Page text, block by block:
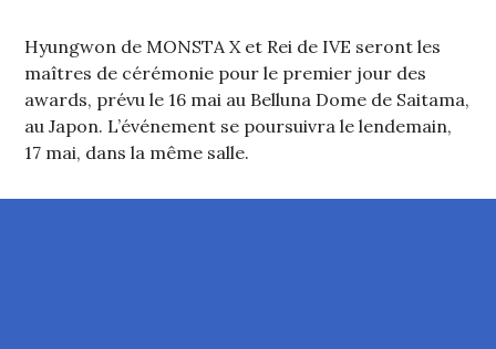
Hyungwon de MONSTA X et Rei de IVE seront les
maîtres de cérémonie pour le premier jour des
awards, prévu le 16 mai au Belluna Dome de Saitama,
au Japon. L’événement se poursuivra le lendemain,
17 mai, dans la même salle.